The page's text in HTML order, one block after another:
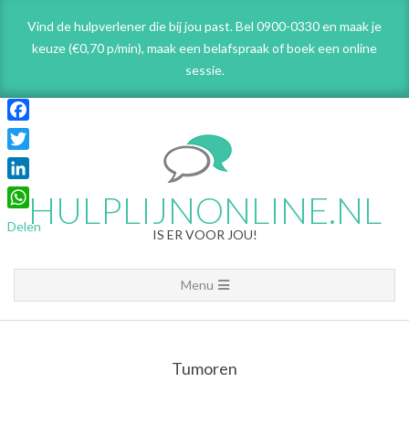
content
Vind de hulpverlener die bij jou past. Bel 0900-0330 en maak je
keuze (€0,70 p/min), maak een belafspraakof boek een online
sessie.
HULPLIJNONLINE.NL
IS ER VOOR JOU!
Navigation
Menu
Menu
Tumoren
Facebook
Twitter
LinkedIn
WhatsApp
Delen